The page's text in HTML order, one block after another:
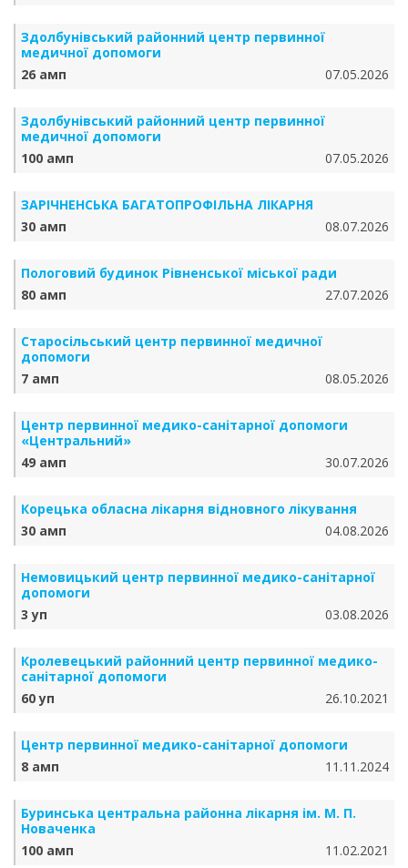
Здолбунівський районний центр первинної
медичної допомоги
26 амп
07.05.2026
Здолбунівський районний центр первинної
медичної допомоги
100 амп
07.05.2026
ЗАРІЧНЕНСЬКА БА­ГА­ТО­ПРО­ФІЛЬ­НА ЛІКАРНЯ
30 амп
08.07.2026
Пологовий будинок Рівненської міської ради
80 амп
27.07.2026
Старосільський центр первинної медичної
допомоги
7 амп
08.05.2026
Центр первинної медико-санітарної допомоги
«Центральний»
49 амп
30.07.2026
Корецька обласна лікарня відновного лікування
30 амп
04.08.2026
Немовицький центр первинної медико-санітарної
допомоги
3 уп
03.08.2026
Кролевецький районний центр первинної медико-
санітарної допомоги
60 уп
26.10.2021
Центр первинної медико-санітарної допомоги
8 амп
11.11.2024
Буринська центральна районна лікарня ім. М. П.
Новаченка
100 амп
11.02.2021